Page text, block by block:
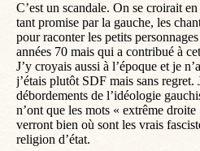
C’est un scandale. On se croirait
tant promise par la gauche, les
pour raconter les petits
années 70 mais qui a contribué à
J’y croyais aussi à l’époque et je
j’étais plutôt SDF mais sans regret.
débordements de l’idéologie
n’ont que les mots « extrême
verront bien où sont les vrais
religion d’état.